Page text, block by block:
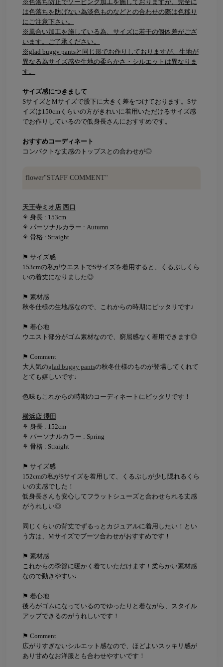
※色落ち防止でソーピング加工を施しておりますが、完全に
は色落ちを防げない為淡色ものなどとの合わせの際は色移り
にご注意下さい。
※風合い加工を施している為、サイズに若干の個体差がござ
います。ご了承ください。
※glad buggy pantsと同じ形でお作りしておりますが、生地が
異なる為サイズ感や生地の柔らかさ・シルエットは異なりま
す。
サイズ感につきまして
SサイズとMサイズで股下に大きく差をつけております。Sサ
イズは150cmくらいの方がきれいに着用いただけるサイズ感
でお作りしているので低身長さんにおすすめです。
おすすめコーディネート
コンパクトな丈感のトップスとの合わせが◎
flower"STAFF COMMENT"
天王寺ミオ店 西口
⚘ 身長 : 153cm
⚘ パーソナルカラー : Autumn
⚘ 骨格 : Straight
⚑ サイズ感
153cmの私がウエストでSサイズを着用すると、くるぶしくら
いの着丈になりました◎
⚑ 素材感
秋冬仕様の生地感なので、これからの時期にピッタリです♩
⚑ 着心地
ウエスト部分がゴム素材なので、窮屈感なく着用できます◎
⚑ Comment
大人気のglad buggy pantsの秋冬仕様のものが登場してくれて
とても嬉しいです♩
色味もこれからの時期のコーディネートにピッタリです！
横浜店 澤田
⚘ 身長 : 152cm
⚘ パーソナルカラー : Spring
⚘ 骨格 : Straight
⚑ サイズ感
152cmの私がSサイズを着用して、くるぶしが少し隠れるくら
いの丈感でした！
低身長さんも安心してフラットシューズと合わせられる丈感
がうれしい◎
同じくらいの背丈でずるっとカジュアルに着用したい！とい
う方は、Mサイズでブーツ合わせがおすすめです！
⚑ 素材感
これからの季節に暖かく着ていただけます！柔らかい素材感
なので動きやすい♩
⚑ 着心地
後ろがゴムになっているのでゆったりと着ながら、スタイル
アップできるのがうれしいです！
⚑ Comment
広がりすぎないシルエット感なので、ほどよいスッキリ感が
あり甘めなお洋服とも合わせやすいです！